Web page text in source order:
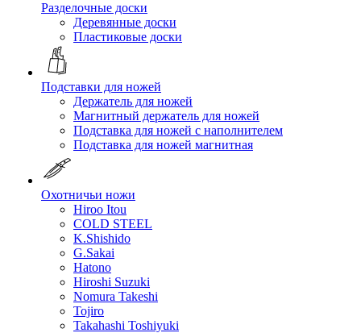
Разделочные доски
Деревянные доски
Пластиковые доски
Подставки для ножей
Держатель для ножей
Магнитный держатель для ножей
Подставка для ножей с наполнителем
Подставка для ножей магнитная
Охотничьи ножи
Hiroo Itou
COLD STEEL
K.Shishido
G.Sakai
Hatono
Hiroshi Suzuki
Nomura Takeshi
Tojiro
Takahashi Toshiyuki